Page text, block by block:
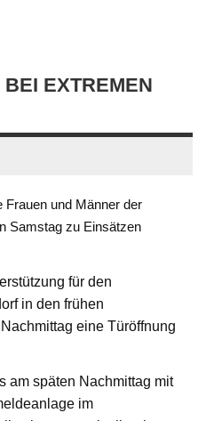
EXTREMEN
und Männer der
Samstag zu Einsätzen
für den
in den frühen
eine Türöffnung
am späten Nachmittag mit
im